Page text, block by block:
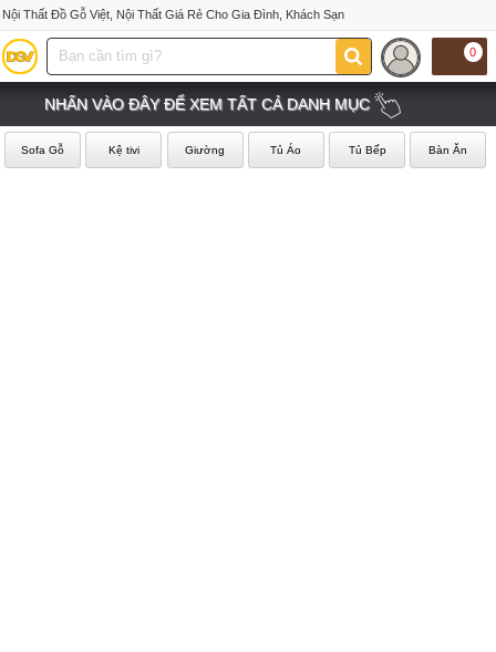
Nội Thất Đồ Gỗ Việt, Nội Thất Giá Rẻ Cho Gia Đình, Khách Sạn
0
NHẤN VÀO ĐÂY ĐỂ XEM TẤT CẢ DANH MỤC
Sofa Gỗ Kệ tivi Giường Tủ Áo Tủ Bếp Bàn Ăn